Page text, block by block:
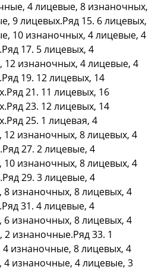
4 лицевые, 8 изнаночных,
9 лицевых.Ряд 15. 6 лицевых,
10 изнаночных, 4 лицевые, 4
17. 5 лицевых, 4
изнаночных, 4 лицевые, 4
19. 12 лицевых, 14
21. 11 лицевых, 16
23. 12 лицевых, 14
25. 1 лицевая, 4
изнаночных, 8 лицевых, 4
27. 2 лицевые, 4
изнаночных, 8 лицевых, 4
29. 3 лицевые, 4
изнаночных, 8 лицевых, 4
31. 4 лицевые, 4
изнаночных, 8 лицевых, 4
изнаночные.Ряд 33. 1
изнаночные, 8 лицевых, 4
изнаночные, 4 лицевые, 3